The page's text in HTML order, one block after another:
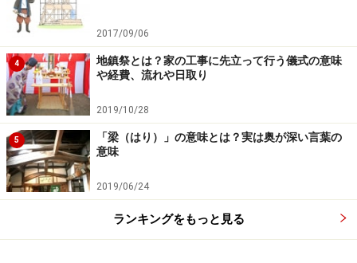
建築家の性格や気質も考えながら決めたにも関わらず、
時には行き違いなどあるかも知れません。しかし、共に
良い家づくりをしようという行き違いであれば、それは
うれしいことです。
また夫婦同士で意見が違うこともあるかも知れません。
そんな時はきちんと建築家の提案を聞き、受け入れる心
を持つことも大切です。
2017/09/06
4
地鎮祭とは？家の工事に先立って行う儀式の意味
や経費、流れや日取り
2019/10/28
5
「梁（はり）」の意味とは？実は奥が深い言葉の
意味
2019/06/24
ランキングをもっと見る